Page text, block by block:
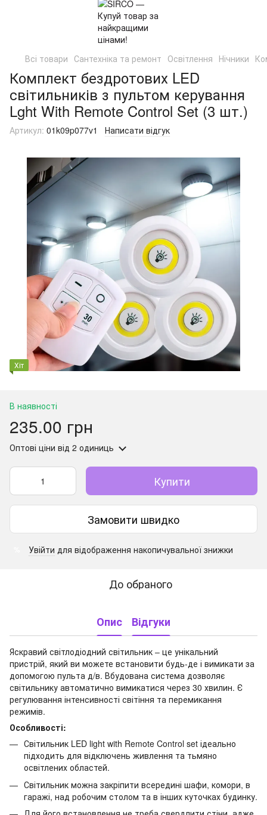
Всі товари Сантехніка та ремонт Освітлення Нічники
Комплект бездротових LED
світильників з пультом керування
Lght With Remote Control Set (3 шт.)
Артикул: 01k09p077v1 Написати відгук
Хіт
В наявності
235.00 грн
Оптові ціни від 2 одиниць
Купити
Замовити швидко
Увійти для відображення накопичувальної знижки
До обраного
Опис Відгуки
Яскравий світлодіодний світильник – це унікальний
пристрій, який ви можете встановити будь-де і вимикати за
допомогою пульта д/в. Вбудована система дозволяє
світильнику автоматично вимикатися через 30 хвилин. Є
регулювання інтенсивності світіння та перемикання
режимів.
Особливості:
Світильник LED light with Remote Control set ідеально
підходить для відключень живлення та тьмяно
освітлених областей.
Світильник можна закріпити всередині шафи, комори, в
гаражі, над робочим столом та в інших куточках будинку.